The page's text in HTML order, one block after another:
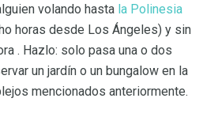
volando hasta la Polinesia
horas desde Los Ángeles) y sin
. Hazlo: solo pasa una o dos
un jardín o un bungalow en la
mencionados anteriormente.